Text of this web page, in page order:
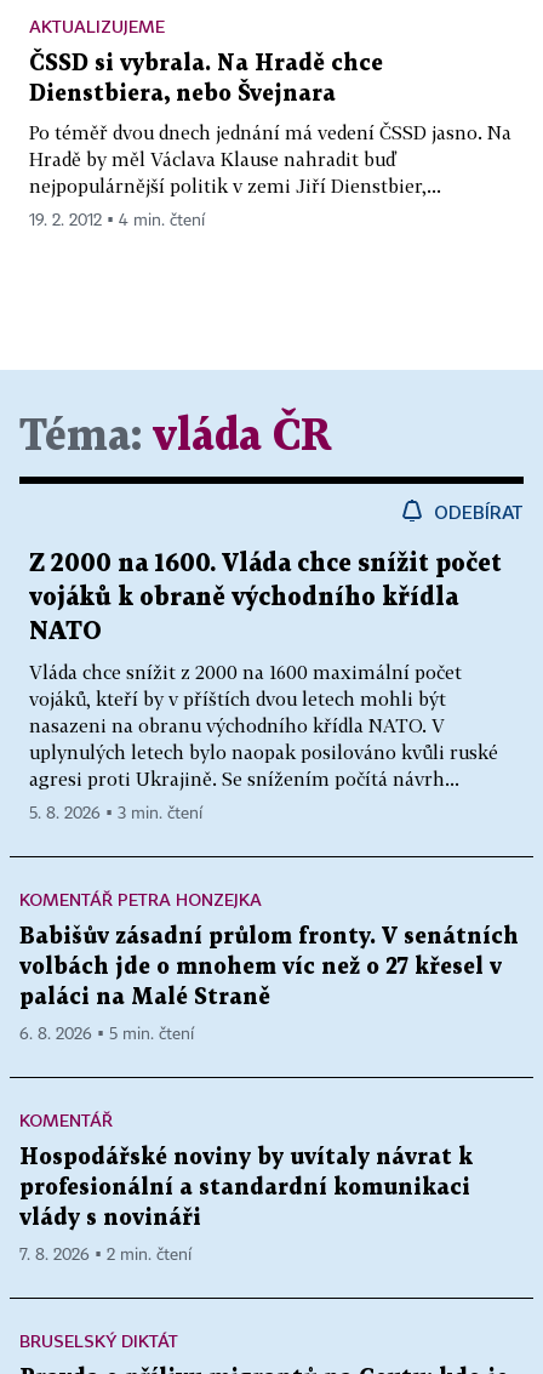
AKTUALIZUJEME
ČSSD si vybrala. Na Hradě chce
Dienstbiera, nebo Švejnara
Po téměř dvou dnech jednání má vedení ČSSD jasno. Na
Hradě by měl Václava Klause nahradit buď
nejpopulárnější politik v zemi Jiří Dienstbier,...
19. 2. 2012 ▪ 4 min. čtení
Téma: vláda ČR
ODEBÍRAT
Z 2000 na 1600. Vláda chce snížit počet
vojáků k obraně východního křídla
NATO
Vláda chce snížit z 2000 na 1600 maximální počet
vojáků, kteří by v příštích dvou letech mohli být
nasazeni na obranu východního křídla NATO. V
uplynulých letech bylo naopak posilováno kvůli ruské
agresi proti Ukrajině. Se snížením počítá návrh...
5. 8. 2026 ▪ 3 min. čtení
KOMENTÁŘ PETRA HONZEJKA
Babišův zásadní průlom fronty. V senátních
volbách jde o mnohem víc než o 27 křesel v
paláci na Malé Straně
6. 8. 2026 ▪ 5 min. čtení
KOMENTÁŘ
Hospodářské noviny by uvítaly návrat k
profesionální a standardní komunikaci
vlády s novináři
7. 8. 2026 ▪ 2 min. čtení
BRUSELSKÝ DIKTÁT